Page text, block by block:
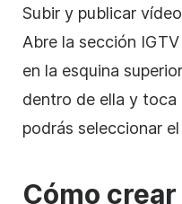
Subir y publicar
Abre la sección
en la esquina
dentro de ella y toca
podrás seleccionar
Cómo